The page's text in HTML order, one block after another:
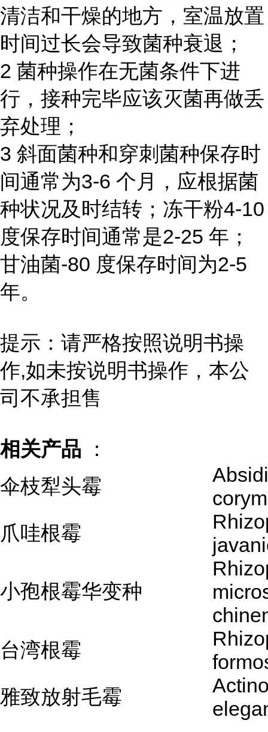
清洁和干燥的地方，室温放置
时间过长会导致菌种衰退；
2 菌种操作在无菌条件下进
行，接种完毕应该灭菌再做丢
弃处理；
3 斜面菌种和穿刺菌种保存时
间通常为3-6 个月，应根据菌
种状况及时结转；冻干粉4-10
度保存时间通常是2-25 年；
甘油菌-80 度保存时间为2-5
年。
提示：请严格按照说明书操
作,如未按说明书操作，本公
司不承担售
相关产品 ：
伞枝犁头霉
爪哇根霉
小孢根霉华变种
台湾根霉
雅致放射毛霉